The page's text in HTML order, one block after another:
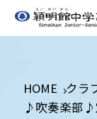
HOME クラ
♪吹奏楽部♪